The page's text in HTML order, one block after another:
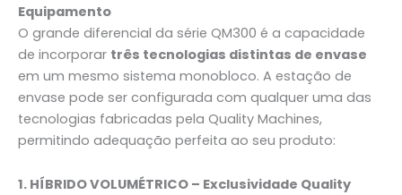
Equipamento
O grande diferencial da série QM300 é a capacidade
de incorporar três tecnologias distintas de envase
em um mesmo sistema monobloco. A estação de
envase pode ser configurada com qualquer uma das
tecnologias fabricadas pela Quality Machines,
permitindo adequação perfeita ao seu produto:
1. HÍBRIDO VOLUMÉTRICO – Exclusividade Quality